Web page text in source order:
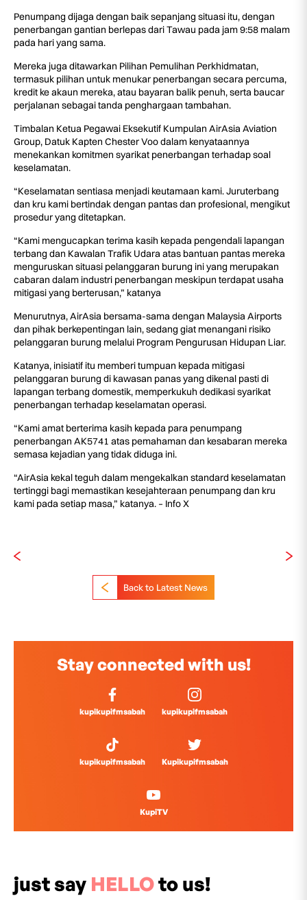
Penumpang dijaga dengan baik sepanjang situasi itu, dengan
penerbangan gantian berlepas dari Tawau pada jam 9:58 malam
pada hari yang sama.
Mereka juga ditawarkan Pilihan Pemulihan Perkhidmatan,
termasuk pilihan untuk menukar penerbangan secara percuma,
kredit ke akaun mereka, atau bayaran balik penuh, serta baucar
perjalanan sebagai tanda penghargaan tambahan.
Timbalan Ketua Pegawai Eksekutif Kumpulan AirAsia Aviation
Group, Datuk Kapten Chester Voo dalam kenyataannya
menekankan komitmen syarikat penerbangan terhadap soal
keselamatan.
“Keselamatan sentiasa menjadi keutamaan kami. Juruterbang
dan kru kami bertindak dengan pantas dan profesional, mengikut
prosedur yang ditetapkan.
“Kami mengucapkan terima kasih kepada pengendali lapangan
terbang dan Kawalan Trafik Udara atas bantuan pantas mereka
menguruskan situasi pelanggaran burung ini yang merupakan
cabaran dalam industri penerbangan meskipun terdapat usaha
mitigasi yang berterusan,” katanya
Menurutnya, AirAsia bersama-sama dengan Malaysia Airports
dan pihak berkepentingan lain, sedang giat menangani risiko
pelanggaran burung melalui Program Pengurusan Hidupan Liar.
Katanya, inisiatif itu memberi tumpuan kepada mitigasi
pelanggaran burung di kawasan panas yang dikenal pasti di
lapangan terbang domestik, memperkukuh dedikasi syarikat
penerbangan terhadap keselamatan operasi.
“Kami amat berterima kasih kepada para penumpang
penerbangan AK5741 atas pemahaman dan kesabaran mereka
semasa kejadian yang tidak diduga ini.
“AirAsia kekal teguh dalam mengekalkan standard keselamatan
tertinggi bagi memastikan kesejahteraan penumpang dan kru
kami pada setiap masa,” katanya. – Info X
Back to Latest News
Stay connected with us!
kupikupifmsabah kupikupifmsabah
kupikupifmsabah Kupikupifmsabah
KupiTV
just say HELLOto us!